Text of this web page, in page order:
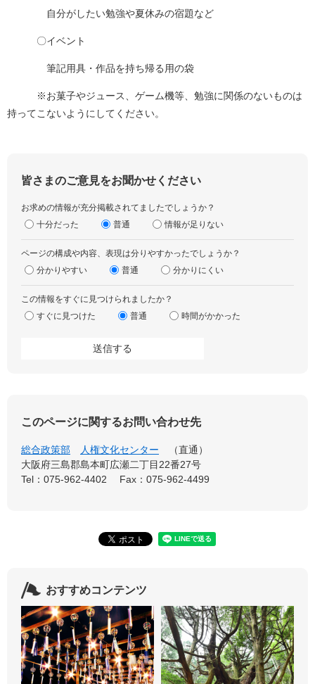
自分がしたい勉強や夏休みの宿題など
〇イベント
筆記用具・作品を持ち帰る用の袋
※お菓子やジュース、ゲーム機等、勉強に関係のないものは
持ってこないようにしてください。
皆さまのご意見をお聞かせください
お求めの情報が充分掲載されてましたでしょうか？
十分だった
普通 情報が足りない
ページの構成や内容、表現は分りやすかったでしょうか？
分かりやすい
普通 分かりにくい
この情報をすぐに見つけられましたか？
すぐに見つけた
普通 時間がかかった
このページに関するお問い合わせ先
総合政策部 人権文化センター
直通
大阪府三島郡島本町広瀬二丁目22番27号
Tel：075-962-4402
Fax：075-962-4499
おすすめコンテンツ